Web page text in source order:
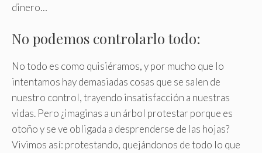
dinero…
No podemos controlarlo todo:
No todo es como quisiéramos, y por mucho que lo
intentamos hay demasiadas cosas que se salen de
nuestro control, trayendo insatisfacción a nuestras
vidas. Pero ¿imaginas a un árbol protestar porque es
otoño y se ve obligada a desprenderse de las hojas?
Vivimos así: protestando, quejándonos de todo lo que